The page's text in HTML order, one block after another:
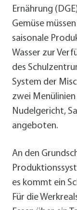
Ernährung
Gemüse
saisonale
Wasser zur
des
System der
zwei
Nudelgericht,
angeboten.
An den
es kommt ein
Für die